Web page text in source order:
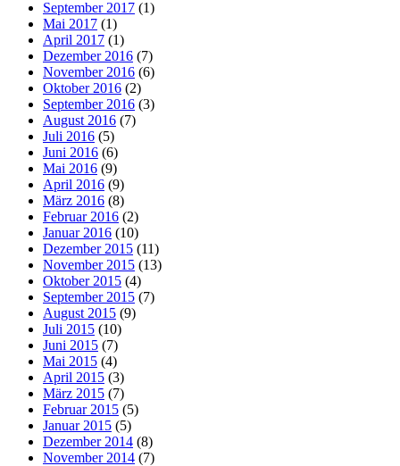
September 2017 (1)
Mai 2017 (1)
April 2017 (1)
Dezember 2016 (7)
November 2016 (6)
Oktober 2016 (2)
September 2016 (3)
August 2016 (7)
Juli 2016 (5)
Juni 2016 (6)
Mai 2016 (9)
April 2016 (9)
März 2016 (8)
Februar 2016 (2)
Januar 2016 (10)
Dezember 2015 (11)
November 2015 (13)
Oktober 2015 (4)
September 2015 (7)
August 2015 (9)
Juli 2015 (10)
Juni 2015 (7)
Mai 2015 (4)
April 2015 (3)
März 2015 (7)
Februar 2015 (5)
Januar 2015 (5)
Dezember 2014 (8)
November 2014 (7)